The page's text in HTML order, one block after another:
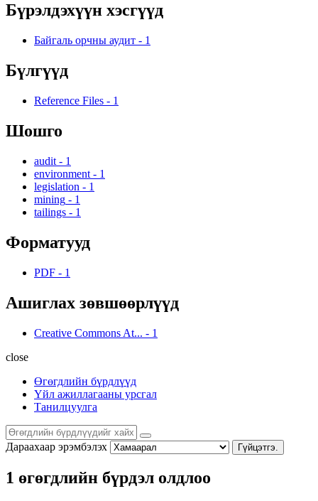
Бүрэлдэхүүн хэсгүүд
Байгаль орчны аудит - 1
Бүлгүүд
Reference Files - 1
Шошго
audit - 1
environment - 1
legislation - 1
mining - 1
tailings - 1
Форматууд
PDF - 1
Ашиглах зөвшөөрлүүд
Creative Commons At... - 1
close
Өгөгдлийн бүрдлүүд
Үйл ажиллагааны урсгал
Танилцуулга
Дараахаар эрэмбэлэх Гүйцэтгэ.
1 өгөгдлийн бүрдэл олдлоо